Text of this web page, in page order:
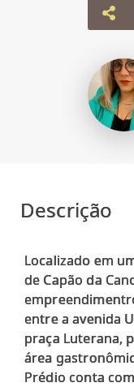
Descrição
Localizado em
de Capão da
entre a avenida
praça Luterana,
área
Prédio conta